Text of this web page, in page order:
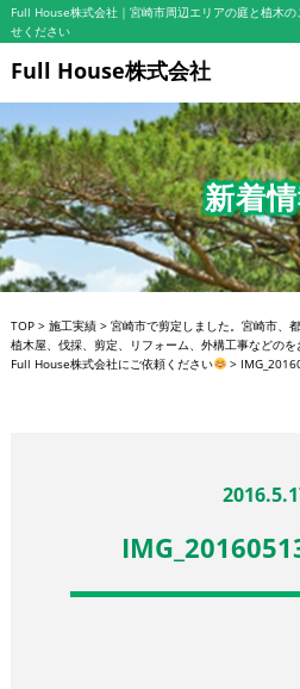
Full House株式会社｜宮崎市周辺エリアの庭と植木
せください
Full House株式会社
新着
TOP> 施工実績> 宮崎市で剪定しました。宮崎市、
植木屋、伐採、剪定、リフォーム、外構工事などの
Full House株式会社にご依頼ください
>